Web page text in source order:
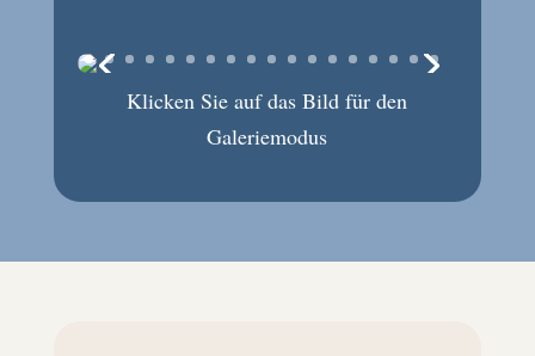
Klicken Sie auf das Bild für den
Galeriemodus